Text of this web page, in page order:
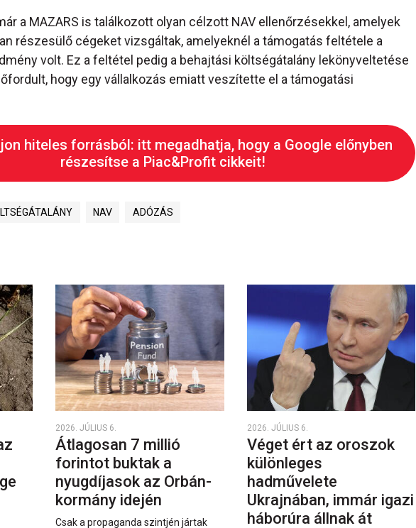
a MAZARS is találkozott olyan célzott NAV ellenőrzésekkel, amelyek
részesülő cégeket vizsgáltak, amelyeknél a támogatás feltétele a
volt. Ez a feltétel pedig a behajtási költségátalány lekönyveltetése
hogy egy vállalkozás emiatt veszítette el a támogatási
hiteles forrásból: itt megadhatja, hogy a Google előnyben
részesítse a Piac&Profit cikkeit!
NAV ADÓZÁS
2026. JÚLIUS 6.
Átlagosan 7 millió
forintot buktak a
nyugdíjasok az Orbán-
kormány idején
Csak a propaganda szintjén jártak
2026. JÚLIUS 6.
Véget ért az oroszok
különleges
hadművelete
Ukrajnában, immár igazi
háborúra állnak át